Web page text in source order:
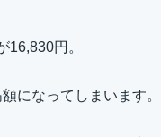
16,830円。
になってしまいます。